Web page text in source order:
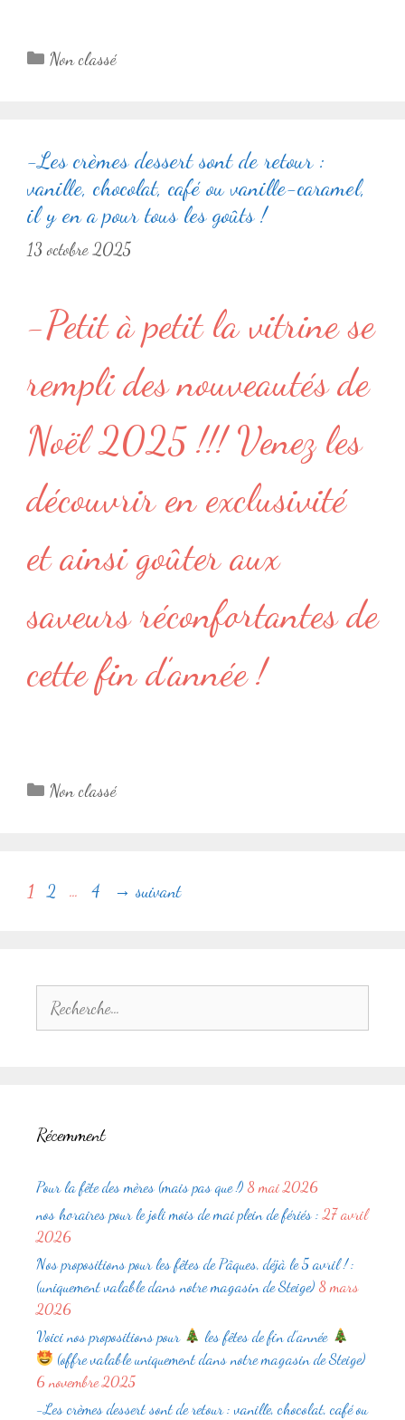
Catégories
Non classé
-Les crèmes dessert sont de retour :
vanille, chocolat, café ou vanille-caramel,
il y en a pour tous les goûts !
13 octobre 2025
-Petit à petit la vitrine se
rempli des nouveautés de
Noël 2025 !!! Venez les
découvrir en exclusivité
et ainsi goûter aux
saveurs réconfortantes de
cette fin d’année !
Catégories
Non classé
Navigation
Page
1 Page
2 … Page
4 → suivant
Récemment
Pour la fête des mères (mais pas que !) 8 mai 2026
nos horaires pour le joli mois de mai plein de fériés : 27 avril
2026
Nos propositions pour les fêtes de Pâques, déjà le 5 avril ! :
(uniquement valable dans notre magasin de Steige) 8 mars
2026
Voici nos propositions pour
les fêtes de fin d’année
(offre valable uniquement dans notre magasin de Steige)
6 novembre 2025
-Les crèmes dessert sont de retour : vanille, chocolat, café ou